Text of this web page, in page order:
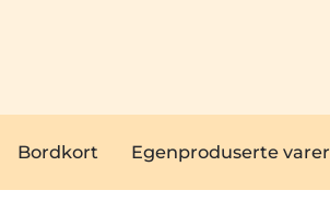
Bordkort Egenproduserte varer